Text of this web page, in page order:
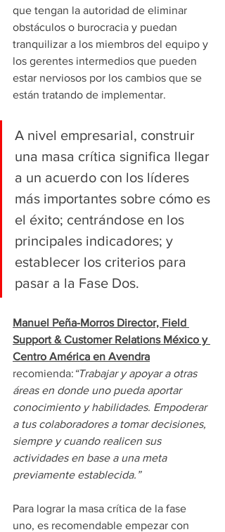
que tengan la autoridad de eliminar
obstáculos o burocracia y puedan
tranquilizar a los miembros del equipo y
los gerentes intermedios que pueden
estar nerviosos por los cambios que se
están tratando de implementar.
A nivel empresarial, construir
una masa crítica significa llegar
a un acuerdo con los líderes
más importantes sobre cómo es
el éxito; centrándose en los
principales indicadores; y
establecer los criterios para
pasar a la Fase Dos.
Manuel Peña-Morros Director, Field
Support & Customer Relations México y
Centro América en Avendra
recomienda: “Trabajar y apoyar a otras
áreas en donde uno pueda aportar
conocimiento y habilidades. Empoderar
a tus colaboradores a tomar decisiones,
siempre y cuando realicen sus
actividades en base a una meta
previamente establecida.”
Para lograr la masa crítica de la fase
uno, es recomendable empezar con